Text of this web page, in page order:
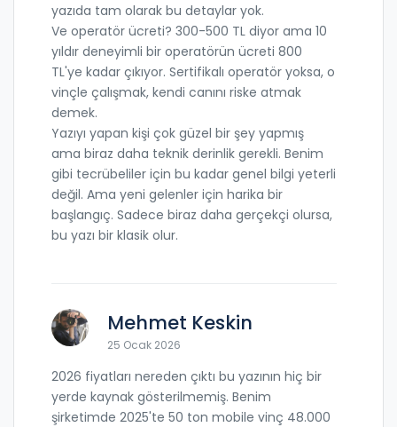
yazıda tam olarak bu detaylar yok.
Ve operatör ücreti? 300-500 TL diyor ama 10
yıldır deneyimli bir operatörün ücreti 800
TL'ye kadar çıkıyor. Sertifikalı operatör yoksa, o
vinçle çalışmak, kendi canını riske atmak
demek.
Yazıyı yapan kişi çok güzel bir şey yapmış
ama biraz daha teknik derinlik gerekli. Benim
gibi tecrübeliler için bu kadar genel bilgi yeterli
değil. Ama yeni gelenler için harika bir
başlangıç. Sadece biraz daha gerçekçi olursa,
bu yazı bir klasik olur.
Mehmet Keskin
25 Ocak 2026
2026 fiyatları nereden çıktı bu yazının hiç bir
yerde kaynak gösterilmemiş. Benim
şirketimde 2025'te 50 ton mobile vinç 48.000